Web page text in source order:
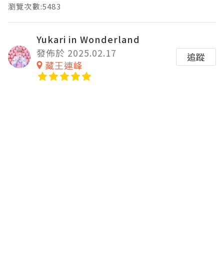
瀏覽次數:5483
Yukari in Wonderland
發佈於 2025.02.17
藏王連峰
追蹤